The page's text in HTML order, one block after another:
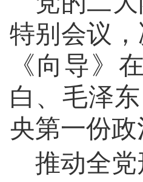
特别会议
《向导》
白、毛泽
央第一份
推动全